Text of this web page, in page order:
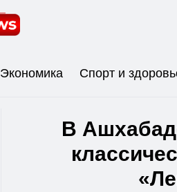
Экономика Спорт и
В